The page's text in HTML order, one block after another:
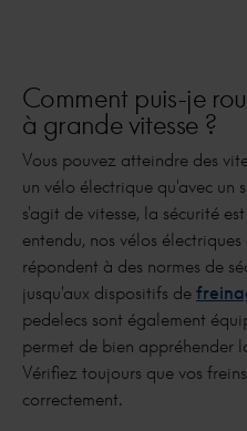
Comment puis-je
à grande vitesse ?
Vous pouvez atteindre des
un vélo électrique qu'avec un
s'agit de vitesse, la sécurité
entendu, nos vélos
répondent à des normes de
jusqu'aux dispositifs de
pedelecs sont également
permet de bien appréhender
Vérifiez toujours que vos
correctement.